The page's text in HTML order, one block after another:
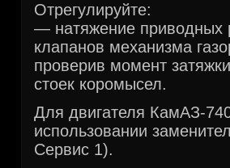
Отрегулируйте:
— натяжение
клапанов механизма
проверив момент
стоек коромысел.
Для двигателя КамАЗ-
использовании
Сервис 1).